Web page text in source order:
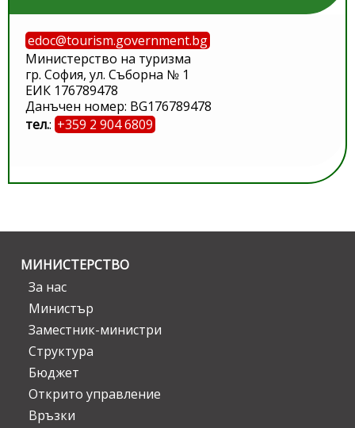
edoc@tourism.government.bg
Министерство на туризма
гр. София, ул. Съборна № 1
ЕИК 176789478
Данъчен номер: BG176789478
тел.: +359 2 904 6809
МИНИСТЕРСТВО
За нас
Министър
Заместник-министри
Структура
Бюджет
Открито управление
Връзки